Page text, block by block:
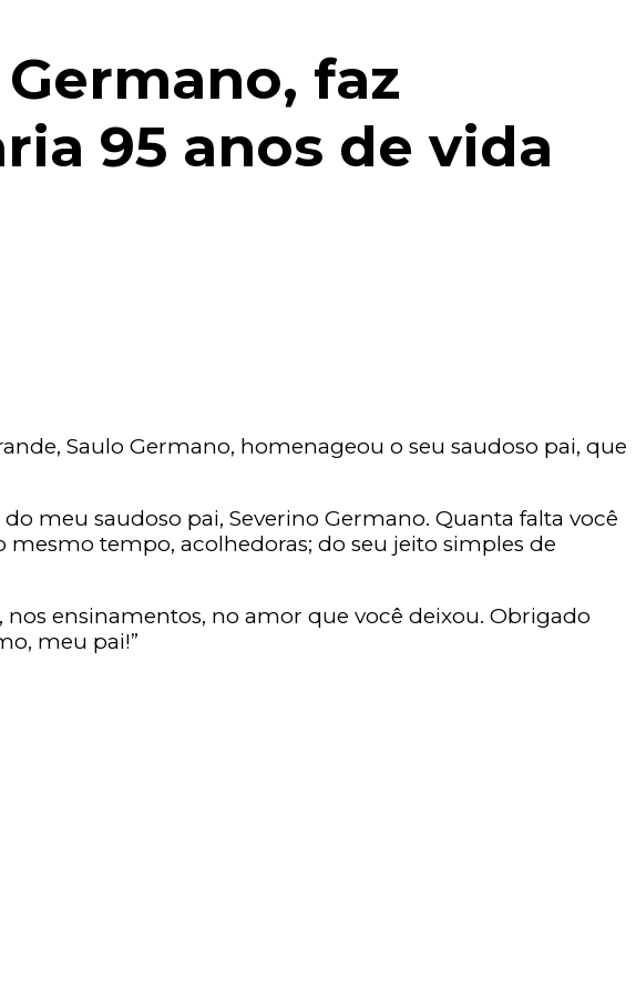
faz
95 anos de vida
Saulo Germano, homenageou o seu saudoso pai, que
meu saudoso pai, Severino Germano. Quanta falta você
mesmo tempo, acolhedoras; do seu jeito simples de
ensinamentos, no amor que você deixou. Obrigado
meu pai!”